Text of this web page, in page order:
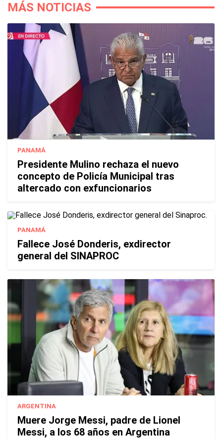
MÁS NOTICIAS
PANAMÁ
Presidente Mulino rechaza el nuevo
concepto de Policía Municipal tras
altercado con exfuncionarios
PANAMÁ
Fallece José Donderis, exdirector
general del SINAPROC
ARGENTINA
Muere Jorge Messi, padre de Lionel
Messi, a los 68 años en Argentina